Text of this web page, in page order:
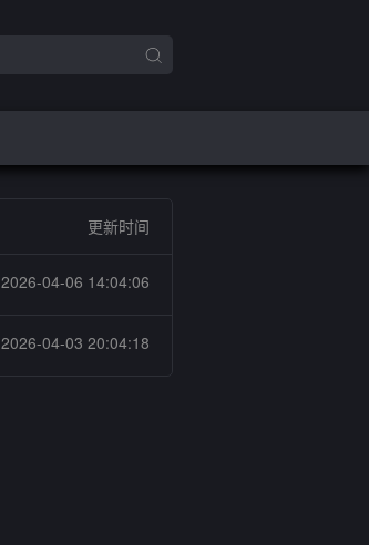
更新时间
2026-04-06 14:04:06
2026-04-03 20:04:18